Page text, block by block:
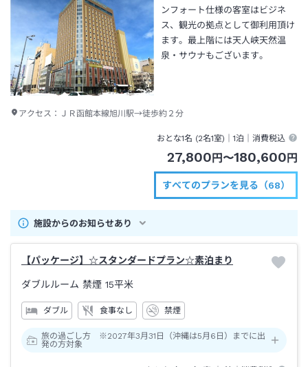
ンフォート仕様の客室はビジネ
ス、観光の拠点として御利用頂け
ます。最上階には天人峡天然温
泉・サウナもございます。
アクセス： ＪＲ函館本線旭川駅→徒歩約２分
おとな1名 (2名1室)｜1泊 ｜消費税込
27,800円〜180,600円
すべてのプランを見る（68）
施設からのお知らせあり
【パッケージ】☆スタンダードプラン☆素泊まり
ダブルルーム 禁煙 15平米
ダブル 食事なし 禁煙
旅の過ごし方 ※2027年3月31日（沖縄は5月6日）までに出
発の方対象